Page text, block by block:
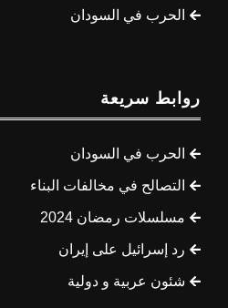
الحرب في السودان
روابط سريعة
الحرب في السودان
التصالح في مخالفات البناء
مسلسلات رمضان 2024
رد إسرائيل على إيران
شئون عربية و دولية